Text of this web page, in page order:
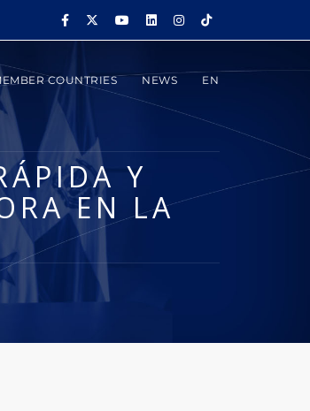
COUNTRIES NEWS EN
Y
EN LA